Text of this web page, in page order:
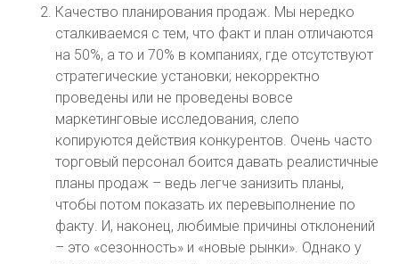
Качество планирования продаж. Мы нередко
сталкиваемся с тем, что факт и план отличаются
на 50%, а то и 70% в компаниях, где отсутствуют
стратегические установки; некорректно
проведены или не проведены вовсе
маркетинговые исследования, слепо
копируются действия конкурентов. Очень часто
торговый персонал боится давать реалистичные
планы продаж – ведь легче занизить планы,
чтобы потом показать их перевыполнение по
факту. И, наконец, любимые причины отклонений
– это «сезонность» и «новые рынки». Однако у